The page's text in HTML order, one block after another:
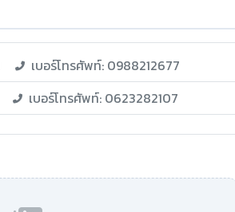
เบอร์โทรศัพท์: 0988212677
เบอร์โทรศัพท์: 0623282107